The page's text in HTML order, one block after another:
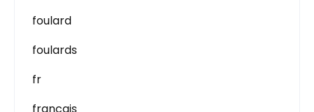
foulard
foulards
fr